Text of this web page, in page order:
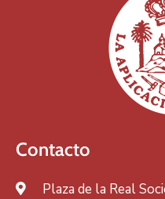
Contacto
Plaza de la Real